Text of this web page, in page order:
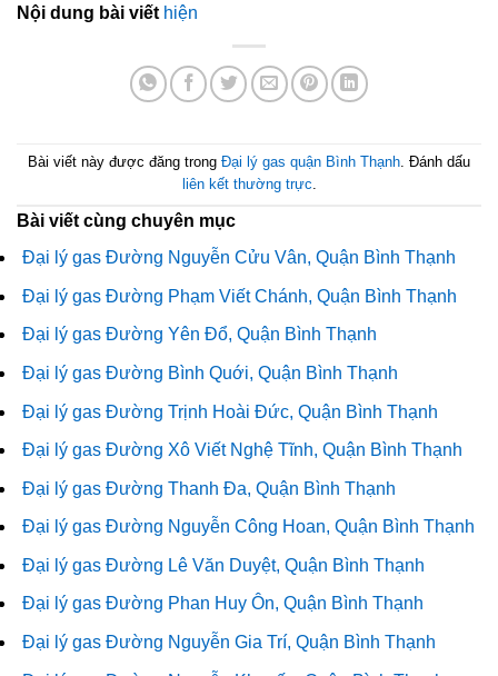
Nội dung bài viết hiện
Bài viết này được đăng trong Đại lý gas quận Bình Thạnh. Đánh dấu
liên kết thường trực.
Bài viết cùng chuyên mục
Đại lý gas Đường Nguyễn Cửu Vân, Quận Bình Thạnh
Đại lý gas Đường Phạm Viết Chánh, Quận Bình Thạnh
Đại lý gas Đường Yên Ðổ, Quận Bình Thạnh
Đại lý gas Đường Bình Quới, Quận Bình Thạnh
Đại lý gas Đường Trịnh Hoài Đức, Quận Bình Thạnh
Đại lý gas Đường Xô Viết Nghệ Tĩnh, Quận Bình Thạnh
Đại lý gas Đường Thanh Đa, Quận Bình Thạnh
Đại lý gas Đường Nguyễn Công Hoan, Quận Bình Thạnh
Đại lý gas Đường Lê Văn Duyệt, Quận Bình Thạnh
Đại lý gas Đường Phan Huy Ôn, Quận Bình Thạnh
Đại lý gas Đường Nguyễn Gia Trí, Quận Bình Thạnh